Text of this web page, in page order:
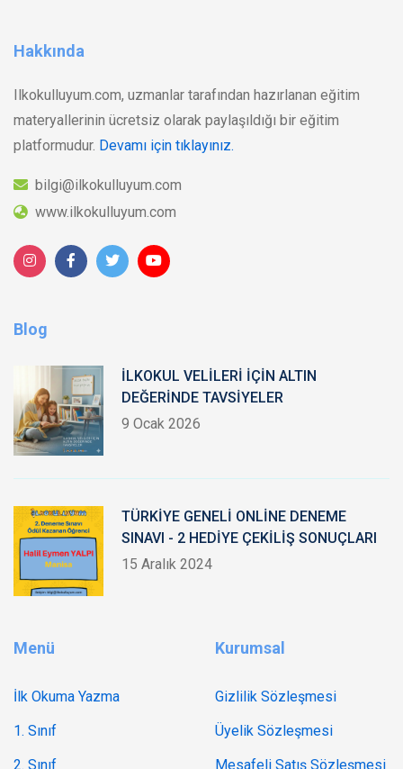
Hakkında
Ilkokulluyum.com, uzmanlar tarafından hazırlanan eğitim
materyallerinin ücretsiz olarak paylaşıldığı bir eğitim
platformudur. Devamı için tıklayınız.
bilgi@ilkokulluyum.com
www.ilkokulluyum.com
Blog
İLKOKUL VELİLERİ İÇİN ALTIN
DEĞERİNDE TAVSİYELER
9 Ocak 2026
TÜRKİYE GENELİ ONLİNE DENEME
SINAVI - 2 HEDİYE ÇEKİLİŞ SONUÇLARI
15 Aralık 2024
Menü
İlk Okuma Yazma
1. Sınıf
2. Sınıf
Kurumsal
Gizlilik Sözleşmesi
Üyelik Sözleşmesi
Mesafeli Satış Sözleşmesi